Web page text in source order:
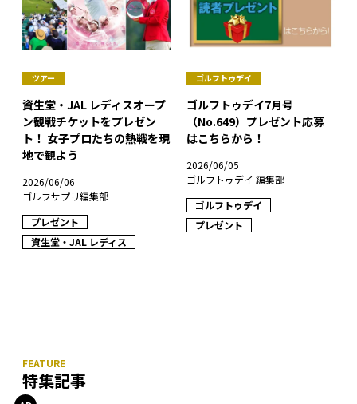
ツアー
資生堂・JAL レディスオープ
ン観戦チケットをプレゼン
ト！ 女子プロたちの熱戦を現
地で観よう
2026/06/06
ゴルフサプリ編集部
プレゼント
資生堂・JAL レディス
ゴルフトゥデイ
ゴルフトゥデイ7月号
（No.649）プレゼント応募
はこちらから！
2026/06/05
ゴルフトゥデイ 編集部
ゴルフトゥデイ
プレゼント
特集記事